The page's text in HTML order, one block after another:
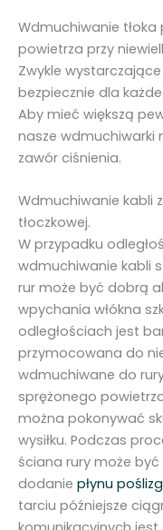
l
i
ś
w
i
a
t
o
w
o
d
o
w
y
c
h
ś
r
e
d
n
i
Wdmuchiwanie
powietrza przy
Zwykle
bezpiecznie dla
Aby mieć większą
nasze wdmuchiwarki
zawór ciśnienia.
Wdmuchiwanie kabli
tłoczkowej.
W przypadku
wdmuchiwanie kabli
rur może być dobrą
wpychania włókna
odległościach jest
przymocowana do
wdmuchiwane do
sprężonego
można pokonywać
wysiłku. Podczas
ściana rury może
dodanie płynu
tarciu późniejsze